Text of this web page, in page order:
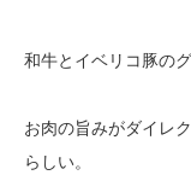
和牛とイベリコ豚のグ
お肉の旨みがダイレ
らしい。